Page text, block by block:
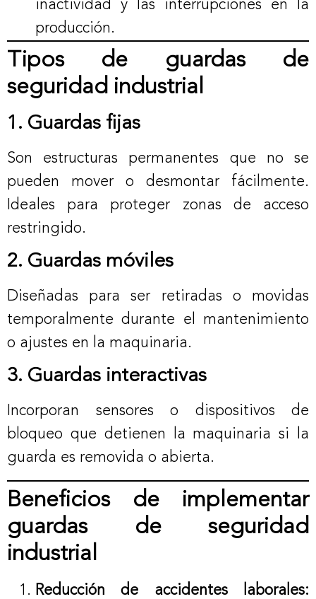
inactividad y las interrupciones en la
producción.
Tipos de guardas de
seguridad industrial
1. Guardas fijas
Son estructuras permanentes que no se
pueden mover o desmontar fácilmente.
Ideales para proteger zonas de acceso
restringido.
2. Guardas móviles
Diseñadas para ser retiradas o movidas
temporalmente durante el mantenimiento
o ajustes en la maquinaria.
3. Guardas interactivas
Incorporan sensores o dispositivos de
bloqueo que detienen la maquinaria si la
guarda es removida o abierta.
Beneficios de implementar
guardas de seguridad
industrial
Reducción de accidentes laborales: